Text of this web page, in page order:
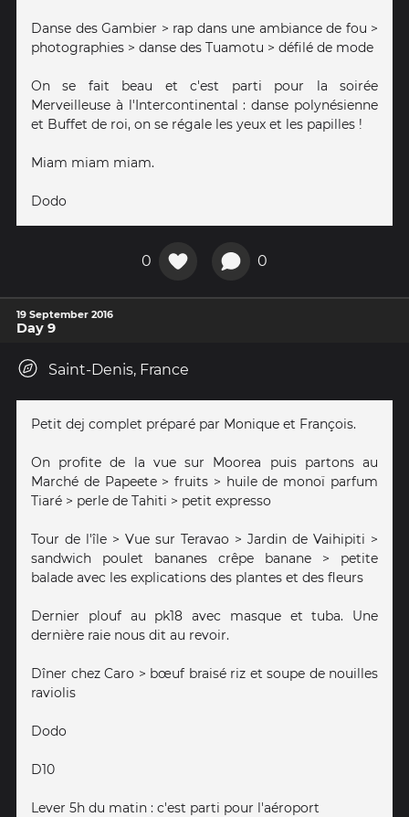
Danse des Gambier > rap dans une ambiance de fou >
photographies > danse des Tuamotu > défilé de mode
On se fait beau et c'est parti pour la soirée
Merveilleuse à l'Intercontinental : danse polynésienne
et Buffet de roi, on se régale les yeux et les papilles !
Miam miam miam.
Dodo
0 0
19 September 2016
Day 9
Saint-Denis, France
Petit dej complet préparé par Monique et François.
On profite de la vue sur Moorea puis partons au
Marché de Papeete > fruits > huile de monoï parfum
Tiaré > perle de Tahiti > petit expresso
Tour de l'île > Vue sur Teravao > Jardin de Vaihipiti >
sandwich poulet bananes crêpe banane > petite
balade avec les explications des plantes et des fleurs
Dernier plouf au pk18 avec masque et tuba. Une
dernière raie nous dit au revoir.
Dîner chez Caro > bœuf braisé riz et soupe de nouilles
raviolis
Dodo
D10
Lever 5h du matin : c'est parti pour l'aéroport